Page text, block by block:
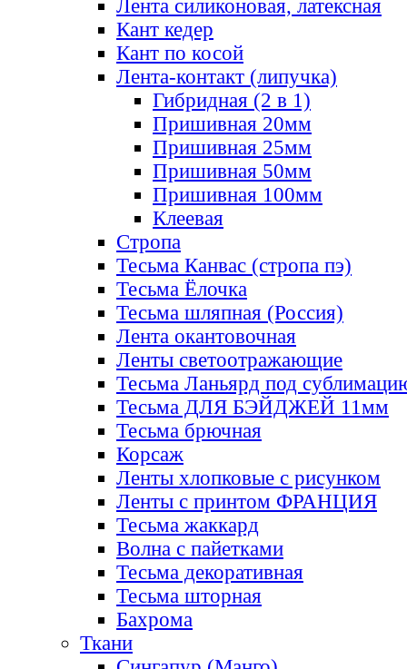
Лента силиконовая, латексная
Кант кедер
Кант по косой
Лента-контакт (липучка)
Гибридная (2 в 1)
Пришивная 20мм
Пришивная 25мм
Пришивная 50мм
Пришивная 100мм
Клеевая
Стропа
Тесьма Канвас (стропа пэ)
Тесьма Ёлочка
Тесьма шляпная (Россия)
Лента окантовочная
Ленты светоотражающие
Тесьма Ланьярд под
Тесьма ДЛЯ БЭЙДЖЕЙ 11мм
Тесьма брючная
Корсаж
Ленты хлопковые с рисунком
Ленты с принтом ФРАНЦИЯ
Тесьма жаккард
Волна с пайетками
Тесьма декоративная
Тесьма шторная
Бахрома
Ткани